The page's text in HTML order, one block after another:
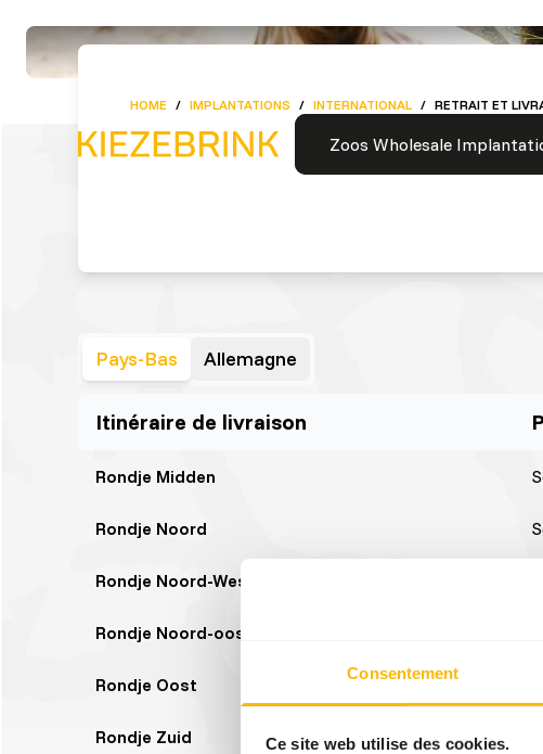
Consentement
Ce site web utilise des cookies.
Zoos Wholesale
HOME / IMPLANTATIONS / INTERNATIONAL / RETRAIT ET
Pays-Bas Allemagne
Itinéraire de livraison
Rondje Midden
Rondje Noord
Rondje Noord-West
Rondje Noord-oost
Rondje Oost
Rondje Zuid